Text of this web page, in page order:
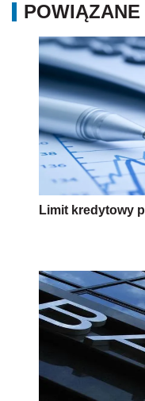
POWIĄZANE
Limit kredytowy